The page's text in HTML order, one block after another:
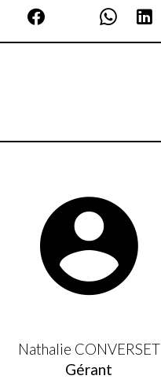
Nathalie CONVERSET
Gérant